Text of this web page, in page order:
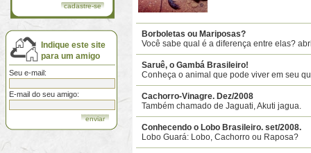
cadastre-se
Indique este site
para um amigo
Seu e-mail:
E-mail do seu amigo:
Borboletas ou Mariposas?
Você sabe qual é a diferença entre elas?
Saruê, o Gambá Brasileiro!
Conheça o animal que pode viver em seu
Cachorro-Vinagre. Dez/2008
Também chamado de Jaguati, Akuti jagua.
Conhecendo o Lobo Brasileiro. set/2008.
Lobo Guará: Lobo, Cachorro ou Raposa?